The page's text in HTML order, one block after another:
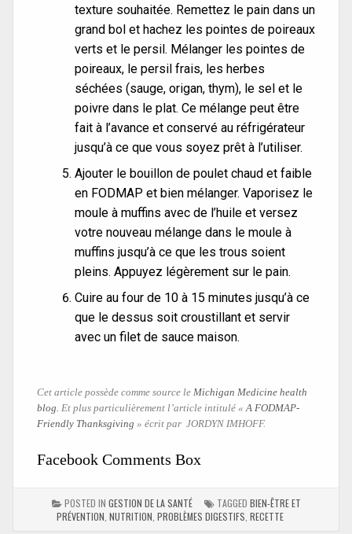
texture souhaitée. Remettez le pain dans un
grand bol et hachez les pointes de poireaux
verts et le persil. Mélanger les pointes de
poireaux, le persil frais, les herbes
séchées (sauge, origan, thym), le sel et le
poivre dans le plat. Ce mélange peut être
fait à l’avance et conservé au réfrigérateur
jusqu’à ce que vous soyez prêt à l’utiliser.
Ajouter le bouillon de poulet chaud et faible
en FODMAP et bien mélanger. Vaporisez le
moule à muffins avec de l’huile et versez
votre nouveau mélange dans le moule à
muffins jusqu’à ce que les trous soient
pleins. Appuyez légèrement sur le pain.
Cuire au four de 10 à 15 minutes jusqu’à ce
que le dessus soit croustillant et servir
avec un filet de sauce maison.
Cet article possède comme source le Michigan Medicine health
blog. Et plus particulièrement l’article intitulé «A FODMAP-
Friendly Thanksgiving » écrit par JORDYN IMHOFF.
Facebook Comments Box
POSTED IN GESTION DE LA SANTÉ TAGGED BIEN-ÊTRE ET
PRÉVENTION NUTRITION PROBLÈMES DIGESTIFS RECETTE